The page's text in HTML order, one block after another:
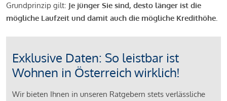
Grundprinzip gilt: Je jünger Sie sind, desto länger ist die
mögliche Laufzeit und damit auch die mögliche Kredithöhe.
Exklusive Daten: So leistbar ist
Wohnen in Österreich wirklich!
Wir bieten Ihnen in unseren Ratgebern stets verlässliche